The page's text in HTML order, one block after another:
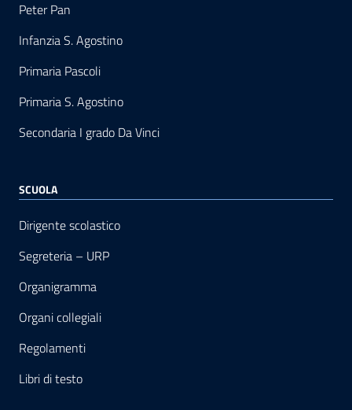
Peter Pan
Infanzia S. Agostino
Primaria Pascoli
Primaria S. Agostino
Secondaria I grado Da Vinci
SCUOLA
Dirigente scolastico
Segreteria – URP
Organigramma
Organi collegiali
Regolamenti
Libri di testo